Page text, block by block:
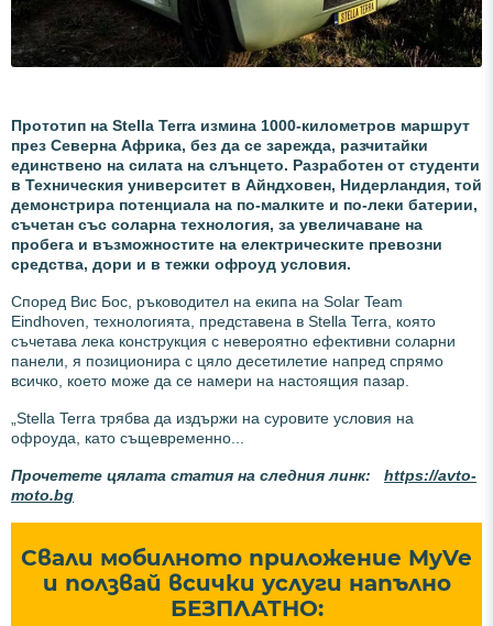
Прототип на Stella Terra измина 1000-километров маршрут
през Северна Африка, без да се зарежда, разчитайки
единствено на силата на слънцето. Разработен от студенти
в Техническия университет в Айндховен, Нидерландия, той
демонстрира потенциала на по-малките и по-леки батерии,
съчетан със соларна технология, за увеличаване на
пробега и възможностите на електрическите превозни
средства, дори и в тежки офроуд условия.
Според Вис Бос, ръководител на екипа на Solar Team
Eindhoven, технологията, представена в Stella Terra, която
съчетава лека конструкция с невероятно ефективни соларни
панели, я позиционира с цяло десетилетие напред спрямо
всичко, което може да се намери на настоящия пазар.
„Stella Terra трябва да издържи на суровите условия на
офроуда, като същевременно...
Прочетете цялата статия на следния линк: https://avto-
moto.bg
Свали мобилното приложение MyVe
и ползвай всички услуги напълно
БЕЗПЛАТНО: